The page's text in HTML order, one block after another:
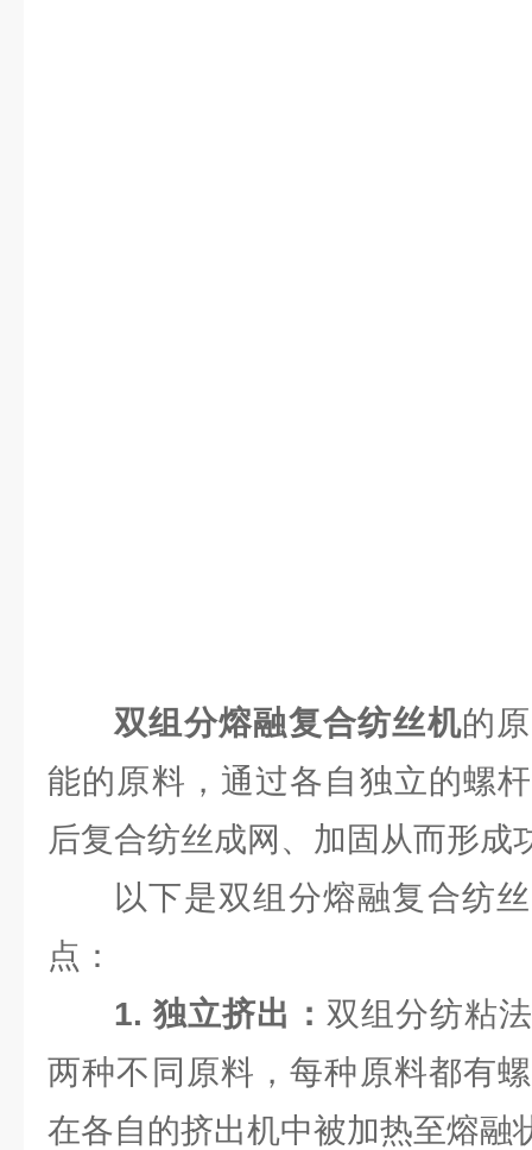
双组分熔融复合纺丝机的
能的原料，通过各自独立的螺
后复合纺丝成网、加固从而形成
以下是双组分熔融复合纺
点：
1. 独立挤出： 双组分纺粘
两种不同原料，每种原料都有
在各自的挤出机中被加热至熔融